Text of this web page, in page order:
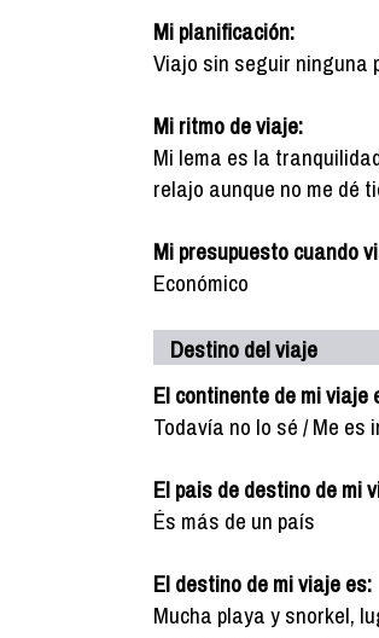
Mi planificación:
Viajo sin seguir ninguna
Mi ritmo de viaje:
Mi lema es la
relajo aunque no me dé
Mi presupuesto cuando
Económico
Destino del viaje
El continente de mi viaje
Todavía no lo sé / Me es
El pais de destino de mi
És más de un país
El destino de mi viaje es:
Mucha playa y snorkel,